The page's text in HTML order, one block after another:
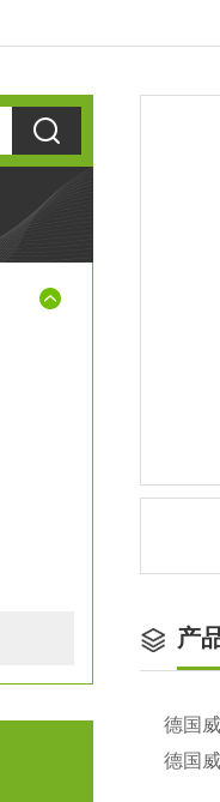
产
德国
德国